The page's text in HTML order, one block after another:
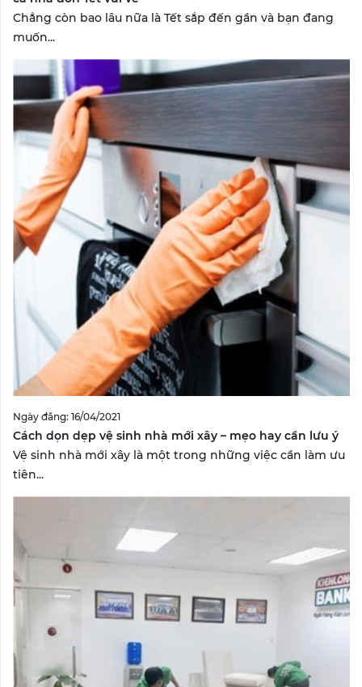
Chẳng còn bao lâu nữa là Tết sắp đến gần và bạn đang
muốn...
Ngày đăng: 16/04/2021
Cách dọn dẹp vệ sinh nhà mới xây – mẹo hay cần lưu ý
Vệ sinh nhà mới xây là một trong những việc cần làm ưu
tiên...